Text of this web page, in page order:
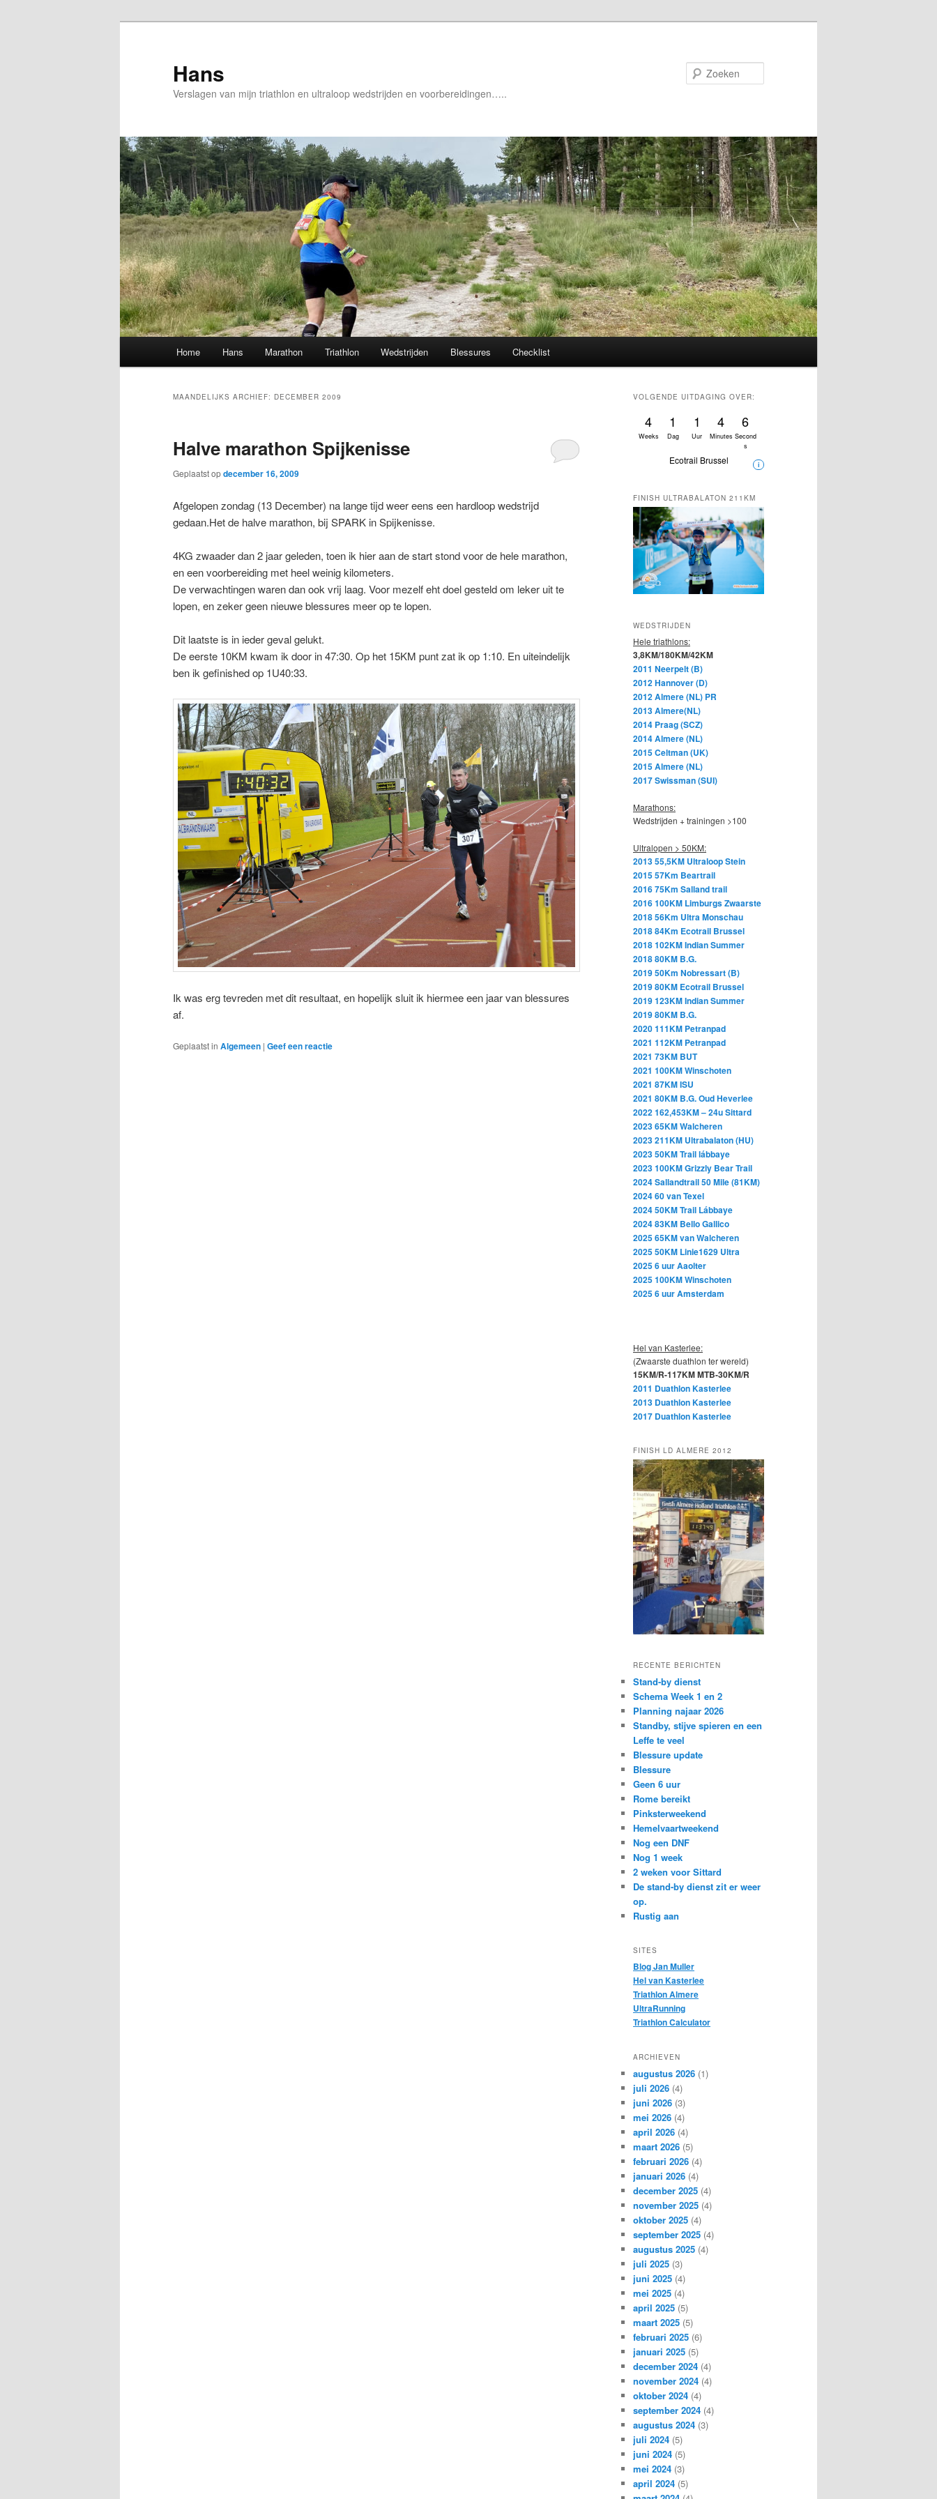
Hans
Verslagen van mijn triathlon en ultraloop wedstrijden en voorbereidingen…..
Home Hans Marathon Triathlon Wedstrijden Blessures Checklist
MAANDELIJKS ARCHIEF: DECEMBER 2009
Halve marathon Spijkenisse
Geplaatst opdecember 16, 2009
Afgelopen zondag (13 December) na lange tijd weer eens een hardloop wedstrijd
gedaan.Het de halve marathon, bij SPARK in Spijkenisse.
4KG zwaader dan 2 jaar geleden, toen ik hier aan de start stond voor de hele marathon,
en een voorbereiding met heel weinig kilometers.
De verwachtingen waren dan ook vrij laag. Voor mezelf eht doel gesteld om leker uit te
lopen, en zeker geen nieuwe blessures meer op te lopen.
Dit laatste is in ieder geval gelukt.
De eerste 10KM kwam ik door in 47:30. Op het 15KM punt zat ik op 1:10. En uiteindelijk
ben ik gefinished op 1U40:33.
Ik was erg tevreden met dit resultaat, en hopelijk sluit ik hiermee een jaar van blessures
af.
Geplaatst in Algemeen | Geef een reactie
VOLGENDE UITDAGING OVER:
4
Weeks
1
Dag
1
Uur
4
Minutes
5
Second
s
Ecotrail Brussel i
FINISH ULTRABALATON 211KM
WEDSTRIJDEN
Hele triathlons:
3,8KM/180KM/42KM
2011 Neerpelt (B)
2012 Hannover (D)
2012 Almere (NL) PR
2013 Almere(NL)
2014 Praag (SCZ)
2014 Almere (NL)
2015 Celtman (UK)
2015 Almere (NL)
2017 Swissman (SUI)
Marathons:
Wedstrijden + trainingen >100
Ultralopen > 50KM:
2013 55,5KM Ultraloop Stein
2015 57Km Beartrail
2016 75Km Salland trail
2016 100KM Limburgs Zwaarste
2018 56Km Ultra Monschau
2018 84Km Ecotrail Brussel
2018 102KM Indian Summer
2018 80KM B.G.
2019 50Km Nobressart (B)
2019 80KM Ecotrail Brussel
2019 123KM Indian Summer
2019 80KM B.G.
2020 111KM Petranpad
2021 112KM Petranpad
2021 73KM BUT
2021 100KM Winschoten
2021 87KM ISU
2021 80KM B.G. Oud Heverlee
2022 162,453KM – 24u Sittard
2023 65KM Walcheren
2023211KM Ultrabalaton (HU)
2023 50KM Trail lábbaye
2023 100KM Grizzly BearTrail
2024 Sallandtrail 50 Mile (81KM)
2024 60 van Texel
2024 50KM Trail Lábbaye
2024 83KM Bello Gallico
2025 65KM van Walcheren
2025 50KM Linie1629 Ultra
2025 6 uur Aaolter
2025 100KM Winschoten
2025 6 uur Amsterdam
Hel van Kasterlee:
(Zwaarste duathlon ter wereld)
15KM/R-117KM MTB-30KM/R
2011 Duathlon Kasterlee
2013 Duathlon Kasterlee
2017 Duathlon Kasterlee
FINISH LD ALMERE 2012
RECENTE BERICHTEN
Stand-by dienst
Schema Week 1 en 2
Planning najaar 2026
Standby, stijve spieren en een
Leffe te veel
Blessure update
Blessure
Geen 6 uur
Rome bereikt
Pinksterweekend
Hemelvaartweekend
Nog een DNF
Nog 1 week
2 weken voor Sittard
De stand-by dienst zit er weer
op.
Rustig aan
SITES
Blog Jan Muller
Hel van Kasterlee
Triathlon Almere
UltraRunning
Triathlon Calculator
ARCHIEVEN
augustus 2026 (1)
juli 2026 (4)
juni 2026 (3)
mei 2026 (4)
april 2026 (4)
maart 2026 (5)
februari 2026 (4)
januari 2026 (4)
december 2025 (4)
november 2025 (4)
oktober 2025 (4)
september 2025 (4)
augustus 2025 (4)
juli 2025 (3)
juni 2025 (4)
mei 2025 (4)
april 2025 (5)
maart 2025 (5)
februari 2025 (6)
januari 2025 (5)
december 2024 (4)
november 2024 (4)
oktober 2024 (4)
september 2024 (4)
augustus 2024 (3)
juli 2024 (5)
juni 2024 (5)
mei 2024 (3)
april 2024 (5)